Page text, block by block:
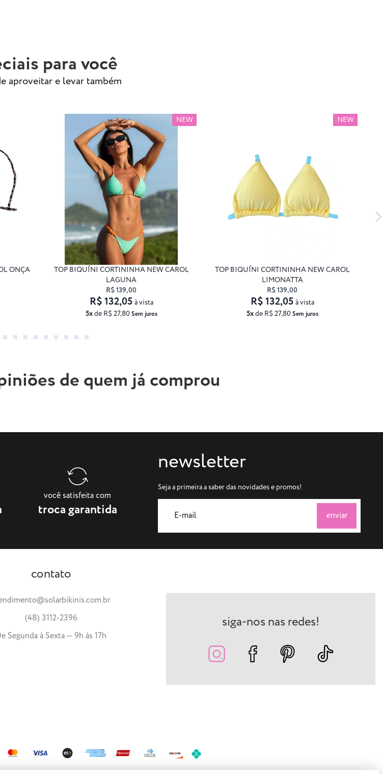
para você
aproveitar e levar também
ONÇA
NEW
TOP BIQUÍNI CORTININHA NEW CAROL
LAGUNA
R$ 139,00
5xde R$ 27,80 Sem juros
R$ 132,05 à vista
NEW
TOP BIQUÍNI CORTININHA NEW CAROL
LIMONATTA
R$ 139,00
5xde R$ 27,80 Sem juros
R$ 132,05 à vista
de quem já comprou
você satisfeita com
troca garantida
newsletter
Seja a primeira a saber das novidades e promos!
contato
(48) 3112-2396
Segunda à Sexta — 9h às 17h
siga-nos nas redes!